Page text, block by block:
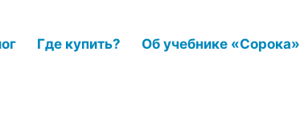
Где купить? Об учебнике «Сорока»